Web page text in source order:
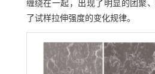
缠绕在一起，出现了明显的团聚
了试样拉伸强度的变化规律。